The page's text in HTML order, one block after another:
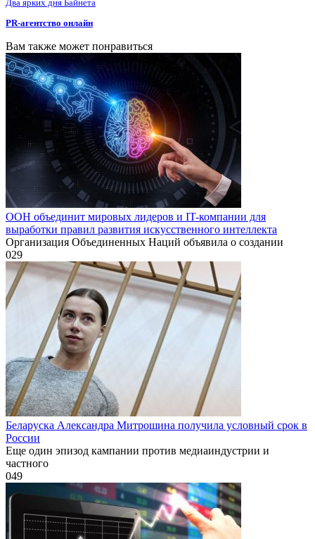
Два ярких дня Байнета
PR-агентство онлайн
Вам также может понравиться
ООН объединит мировых лидеров и IT-компании для
выработки правил развития искусственного интеллекта
Организация Объединенных Наций объявила о создании
029
Беларуска Александра Митрошина получила условный срок в
России
Еще один эпизод кампании против медиаиндустрии и
частного
049